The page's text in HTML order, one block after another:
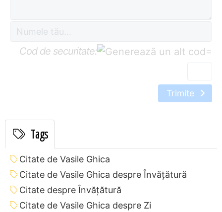
Cod de securitate: =
Trimite
Tags
Citate de Vasile Ghica
Citate de Vasile Ghica despre Învățătură
Citate despre Învățătură
Citate de Vasile Ghica despre Zi